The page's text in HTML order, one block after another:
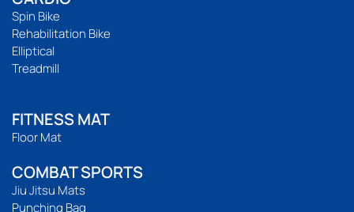
Spin Bike
Rehabilitation Bike
Elliptical
Treadmill
FITNESS MAT
Floor Mat
COMBAT SPORTS
Jiu Jitsu Mats
Punching Bag